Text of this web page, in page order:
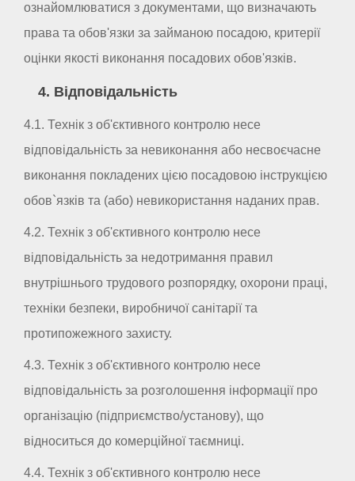
ознайомлюватися з документами, що визначають
права та обов'язки за займаною посадою, критерії
оцінки якості виконання посадових обов'язків.
4. Відповідальність
4.1. Технік з об'єктивного контролю несе
відповідальність за невиконання або несвоєчасне
виконання покладених цією посадовою інструкцією
обов`язків та (або) невикористання наданих прав.
4.2. Технік з об'єктивного контролю несе
відповідальність за недотримання правил
внутрішнього трудового розпорядку, охорони праці,
техніки безпеки, виробничої санітарії та
протипожежного захисту.
4.3. Технік з об'єктивного контролю несе
відповідальність за розголошення інформації про
організацію (підприємство/установу), що
відноситься до комерційної таємниці.
4.4. Технік з об'єктивного контролю несе